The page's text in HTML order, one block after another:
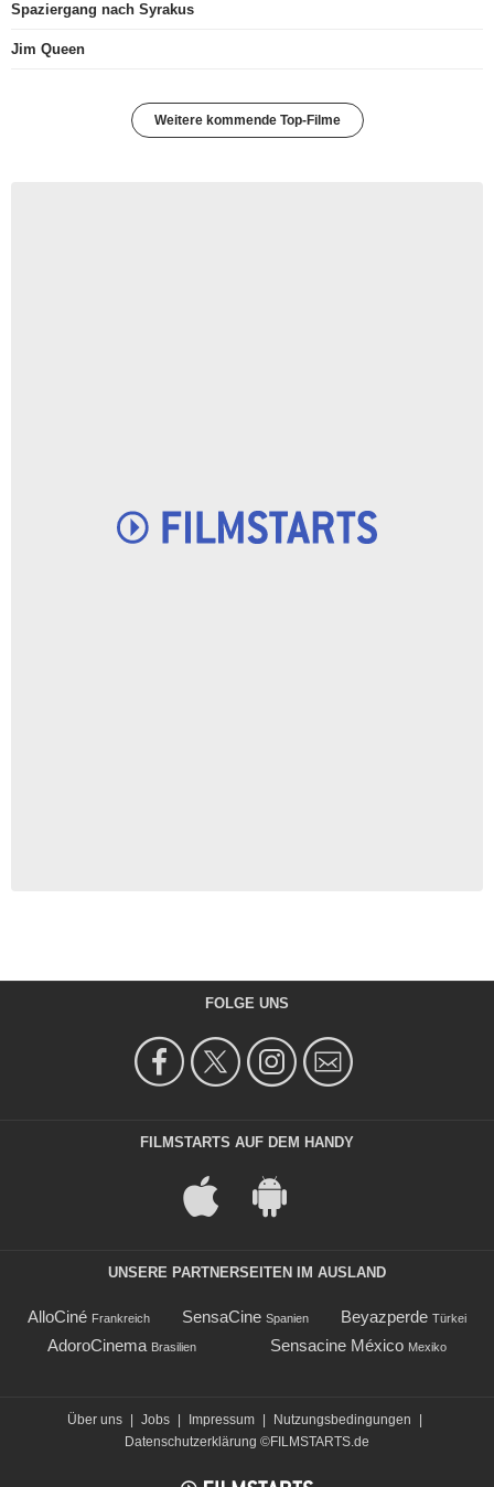
Spaziergang nach Syrakus
Jim Queen
Weitere kommende Top-Filme
FOLGE UNS
FILMSTARTS AUF DEM HANDY
UNSERE PARTNERSEITEN IM AUSLAND
AlloCiné Frankreich SensaCine Spanien Beyazperde Türkei
AdoroCinema Brasilien Sensacine México Mexiko
Über uns Jobs Impressum Nutzungsbedingungen
Datenschutzerklärung ©FILMSTARTS.de